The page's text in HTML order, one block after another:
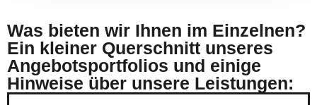
Was bieten wir Ihnen im Einzelnen?
Ein kleiner Querschnitt unseres
Angebotsportfolios und einige
Hinweise über unsere Leistungen: